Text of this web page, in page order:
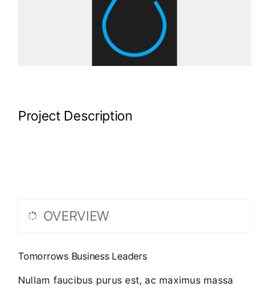
Project Description
OVERVIEW
Tomorrows Business Leaders
Nullam faucibus purus est, ac maximus massa